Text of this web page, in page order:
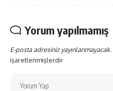
Yorum yapılmamış
E-posta adresiniz yayınlanmayacak.
işaretlenmişlerdir